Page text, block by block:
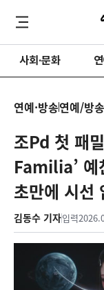
사회·문화
연예·방송연예/방송
조Pd 첫 패
Familia’ 예
초만에 시선
김동수 기자입력